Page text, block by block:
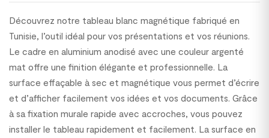
Découvrez notre tableau blanc magnétique fabriqué en
Tunisie, l’outil idéal pour vos présentations et vos réunions.
Le cadre en aluminium anodisé avec une couleur argenté
mat offre une finition élégante et professionnelle. La
surface effaçable à sec et magnétique vous permet d’écrire
et d’afficher facilement vos idées et vos documents. Grâce
à sa fixation murale rapide avec accroches, vous pouvez
installer le tableau rapidement et facilement. La surface en